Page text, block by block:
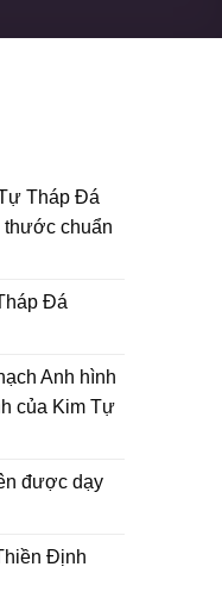
Tháp Đá
thước chuẩn
Đá
Anh hình
của Kim Tự
được dạy
Định